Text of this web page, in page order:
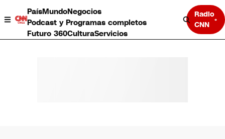
PaísMundoNegocios
Podcast y Programas completos
Futuro 360CulturaServicios
Radio
CNN